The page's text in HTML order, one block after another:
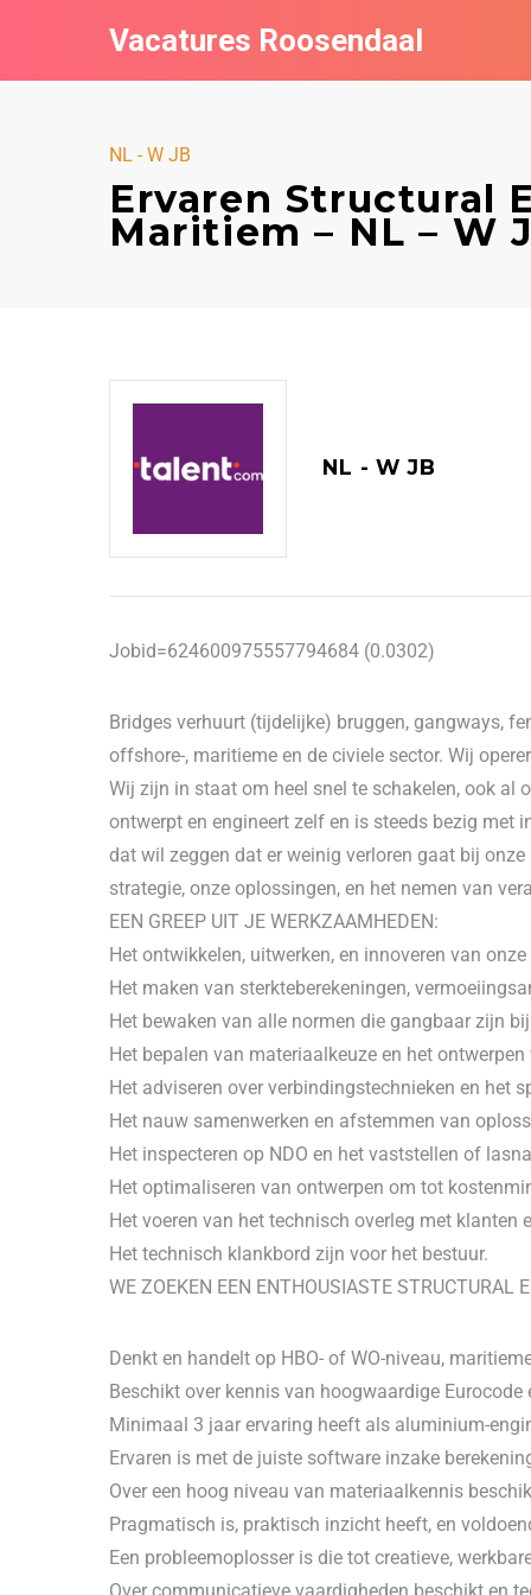
Vacatures Roosendaal
NL - W JB
Ervaren Structural
Maritiem – NL – W
NL - W JB
Jobid=624600975557794684 (0.0302)
Bridges verhuurt (tijdelijke) bruggen, gangways,
offshore-, maritieme en de civiele sector. Wij
Wij zijn in staat om heel snel te schakelen, ook al
ontwerpt en engineert zelf en is steeds bezig met
dat wil zeggen dat er weinig verloren gaat bij
strategie, onze oplossingen, en het nemen van
EEN GREEP UIT JE WERKZAAMHEDEN:
Het ontwikkelen, uitwerken, en innoveren van
Het maken van sterkteberekeningen,
Het bewaken van alle normen die gangbaar zijn
Het bepalen van materiaalkeuze en het
Het adviseren over verbindingstechnieken en het
Het nauw samenwerken en afstemmen van
Het inspecteren op NDO en het vaststellen of
Het optimaliseren van ontwerpen om tot
Het voeren van het technisch overleg met klanten
Het technisch klankbord zijn voor het bestuur.
WE ZOEKEN EEN ENTHOUSIASTE STRUCTURAL
Denkt en handelt op HBO- of WO-niveau,
Beschikt over kennis van hoogwaardige
Minimaal 3 jaar ervaring heeft als aluminium-
Ervaren is met de juiste software inzake
Over een hoog niveau van materiaalkennis
Pragmatisch is, praktisch inzicht heeft, en
Een probleemoplosser is die tot creatieve,